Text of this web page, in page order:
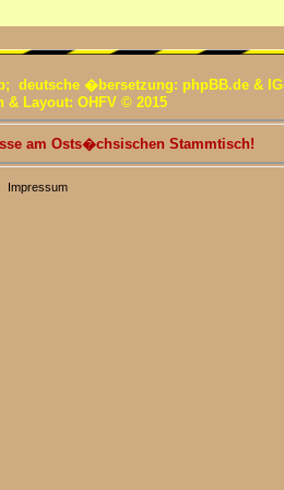
deutsche �bersetzung: phpBB.de &
& Layout: OHFV © 2015
am Osts�chsischen Stammtisch!
Impressum